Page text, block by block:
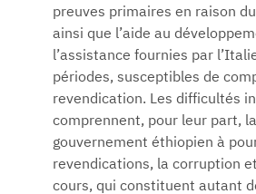
preuves primaires en raison
ainsi que l’aide au
l’assistance fournies par
périodes, susceptibles de
revendication. Les difficultés
comprennent, pour leur part,
gouvernement éthiopien à
revendications, la corruption
cours, qui constituent autant